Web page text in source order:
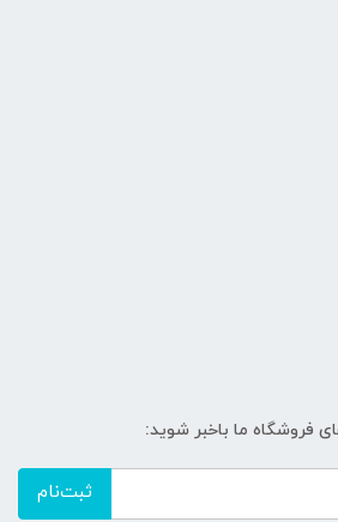
فروشگاه ما باخبر شوید:
ثبت‌نام